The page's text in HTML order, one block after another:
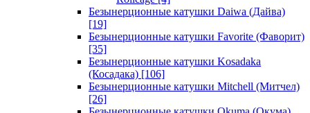
Безынерционные катушки Daiwa (Дайва)
[19]
Безынерционные катушки Favorite (Фаворит)
[35]
Безынерционные катушки Kosadaka
(Косадака) [106]
Безынерционные катушки Mitchell (Митчел)
[26]